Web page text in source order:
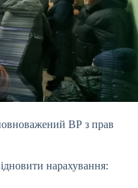
ВР з прав
нарахування: